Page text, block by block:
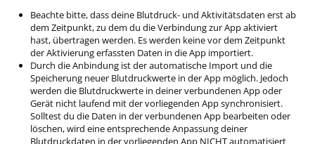
Beachte bitte, dass deine Blutdruck- und Aktivitätsdaten erst ab
dem Zeitpunkt, zu dem du die Verbindung zur App aktiviert
hast, übertragen werden. Es werden keine vor dem Zeitpunkt
der Aktivierung erfassten Daten in die App importiert.
Durch die Anbindung ist der automatische Import und die
Speicherung neuer Blutdruckwerte in der App möglich. Jedoch
werden die Blutdruckwerte in deiner verbundenen App oder
Gerät nicht laufend mit der vorliegenden App synchronisiert.
Solltest du die Daten in der verbundenen App bearbeiten oder
löschen, wird eine entsprechende Anpassung deiner
Blutdruckdaten in der vorliegenden App NICHT automatisiert